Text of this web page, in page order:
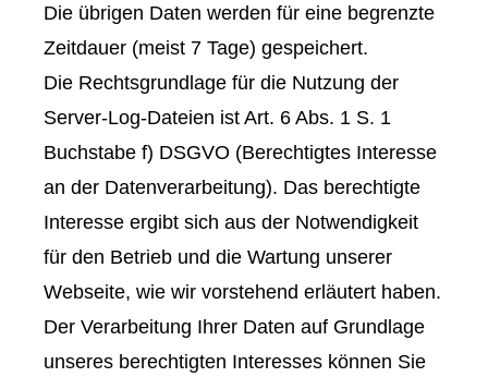
Die übrigen Daten werden für eine begrenzte
Zeitdauer (meist 7 Tage) gespeichert.
Die Rechtsgrundlage für die Nutzung der
Server-Log-Dateien ist Art. 6 Abs. 1 S. 1
Buchstabe f) DSGVO (Berechtigtes Interesse
an der Datenverarbeitung). Das berechtigte
Interesse ergibt sich aus der Notwendigkeit
für den Betrieb und die Wartung unserer
Webseite, wie wir vorstehend erläutert haben.
Der Verarbeitung Ihrer Daten auf Grundlage
unseres berechtigten Interesses können Sie